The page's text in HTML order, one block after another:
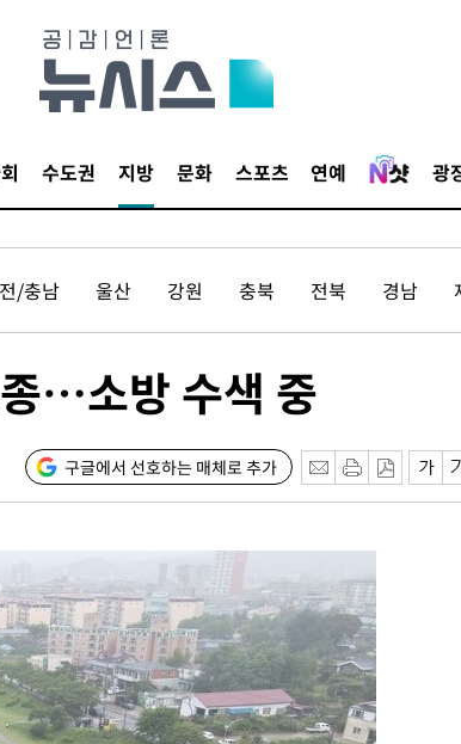
수도권 지방 문화 스포츠 연예 광
/충남 울산 강원 충북 전북 경남
…소방 수색 중
구글에서 선호하는 매체로 추가